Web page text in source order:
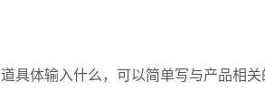
具体输入什么，可以简单写与产品相